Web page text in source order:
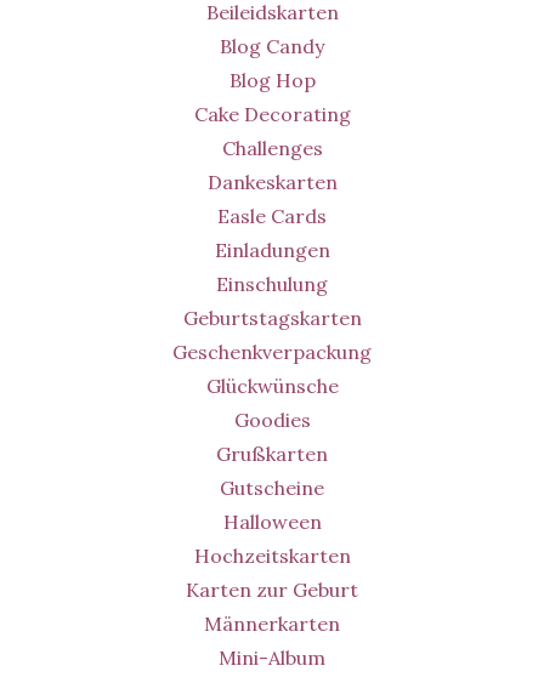
Beileidskarten
Blog Candy
Blog Hop
Cake Decorating
Challenges
Dankeskarten
Easle Cards
Einladungen
Einschulung
Geburtstagskarten
Geschenkverpackung
Glückwünsche
Goodies
Grußkarten
Gutscheine
Halloween
Hochzeitskarten
Karten zur Geburt
Männerkarten
Mini-Album